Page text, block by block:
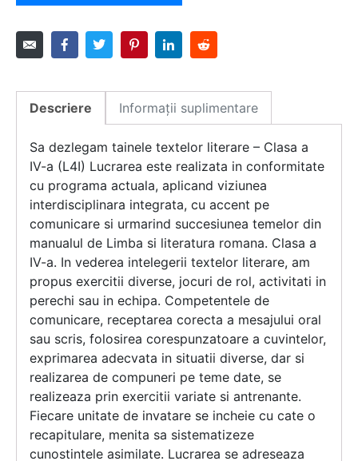
Descriere Informații suplimentare
Sa dezlegam tainele textelor literare – Clasa a
IV-a (L4I) Lucrarea este realizata in conformitate
cu programa actuala, aplicand viziunea
interdisciplinara integrata, cu accent pe
comunicare si urmarind succesiunea temelor din
manualul de Limba si literatura romana. Clasa a
IV-a. In vederea intelegerii textelor literare, am
propus exercitii diverse, jocuri de rol, activitati in
perechi sau in echipa. Competentele de
comunicare, receptarea corecta a mesajului oral
sau scris, folosirea corespunzatoare a cuvintelor,
exprimarea adecvata in situatii diverse, dar si
realizarea de compuneri pe teme date, se
realizeaza prin exercitii variate si antrenante.
Fiecare unitate de invatare se incheie cu cate o
recapitulare, menita sa sistematizeze
cunostintele asimilate. Lucrarea se adreseaza